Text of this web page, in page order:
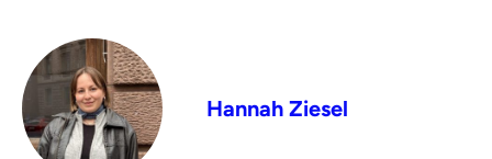
Hannah Ziesel